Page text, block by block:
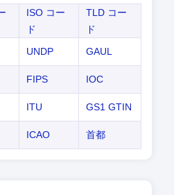
ISO コー
ド
TLD コー
ド
UNDP GAUL
FIPS IOC
ITU GS1 GTIN
ICAO 首都